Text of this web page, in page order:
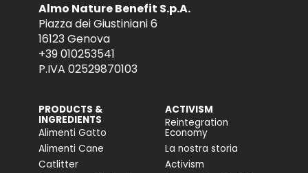
Almo Nature Benefit S.p.A.
Piazza dei Giustiniani 6
16123 Genova
+39 010253541
P.IVA 02529870103
PRODUCTS &
INGREDIENTS
Alimenti Gatto
Alimenti Cane
Catlitter
ACTIVISM
Reintegration
Economy
La nostra storia
Activism